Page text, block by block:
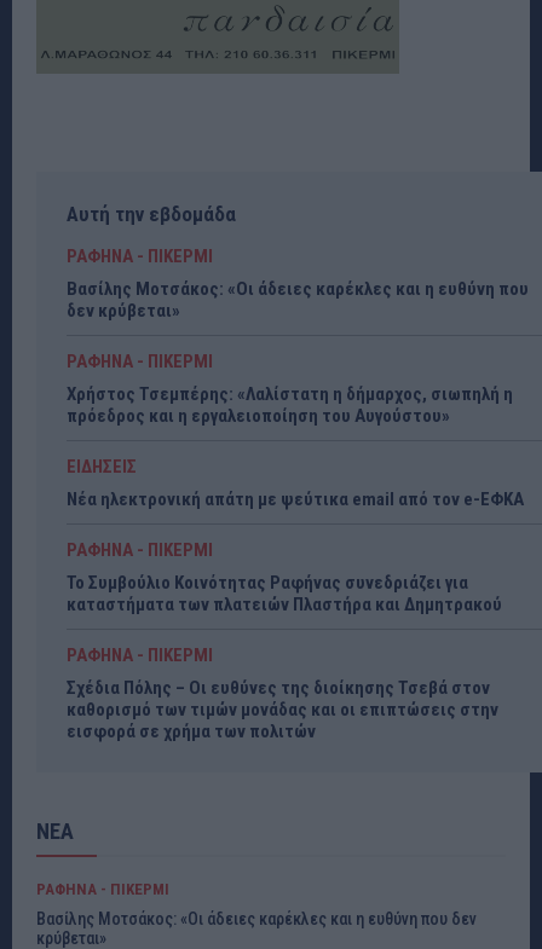
Αυτή την εβδομάδα
ΡΑΦΗΝΑ - ΠΙΚΕΡΜΙ
Βασίλης Μοτσάκος: «Οι άδειες καρέκλες και η ευθύνη που
δεν κρύβεται»
ΡΑΦΗΝΑ - ΠΙΚΕΡΜΙ
Χρήστος Τσεμπέρης: «Λαλίστατη η δήμαρχος, σιωπηλή η
πρόεδρος και η εργαλειοποίηση του Αυγούστου»
ΕΙΔΗΣΕΙΣ
Νέα ηλεκτρονική απάτη με ψεύτικα email από τον e-ΕΦΚΑ
ΡΑΦΗΝΑ - ΠΙΚΕΡΜΙ
Το Συμβούλιο Κοινότητας Ραφήνας συνεδριάζει για
καταστήματα των πλατειών Πλαστήρα και Δημητρακού
ΡΑΦΗΝΑ - ΠΙΚΕΡΜΙ
Σχέδια Πόλης – Οι ευθύνες της διοίκησης Τσεβά στον
καθορισμό των τιμών μονάδας και οι επιπτώσεις στην
εισφορά σε χρήμα των πολιτών
ΝΕΑ
ΡΑΦΗΝΑ - ΠΙΚΕΡΜΙ
Βασίλης Μοτσάκος: «Οι άδειες καρέκλες και η ευθύνη που δεν
κρύβεται»